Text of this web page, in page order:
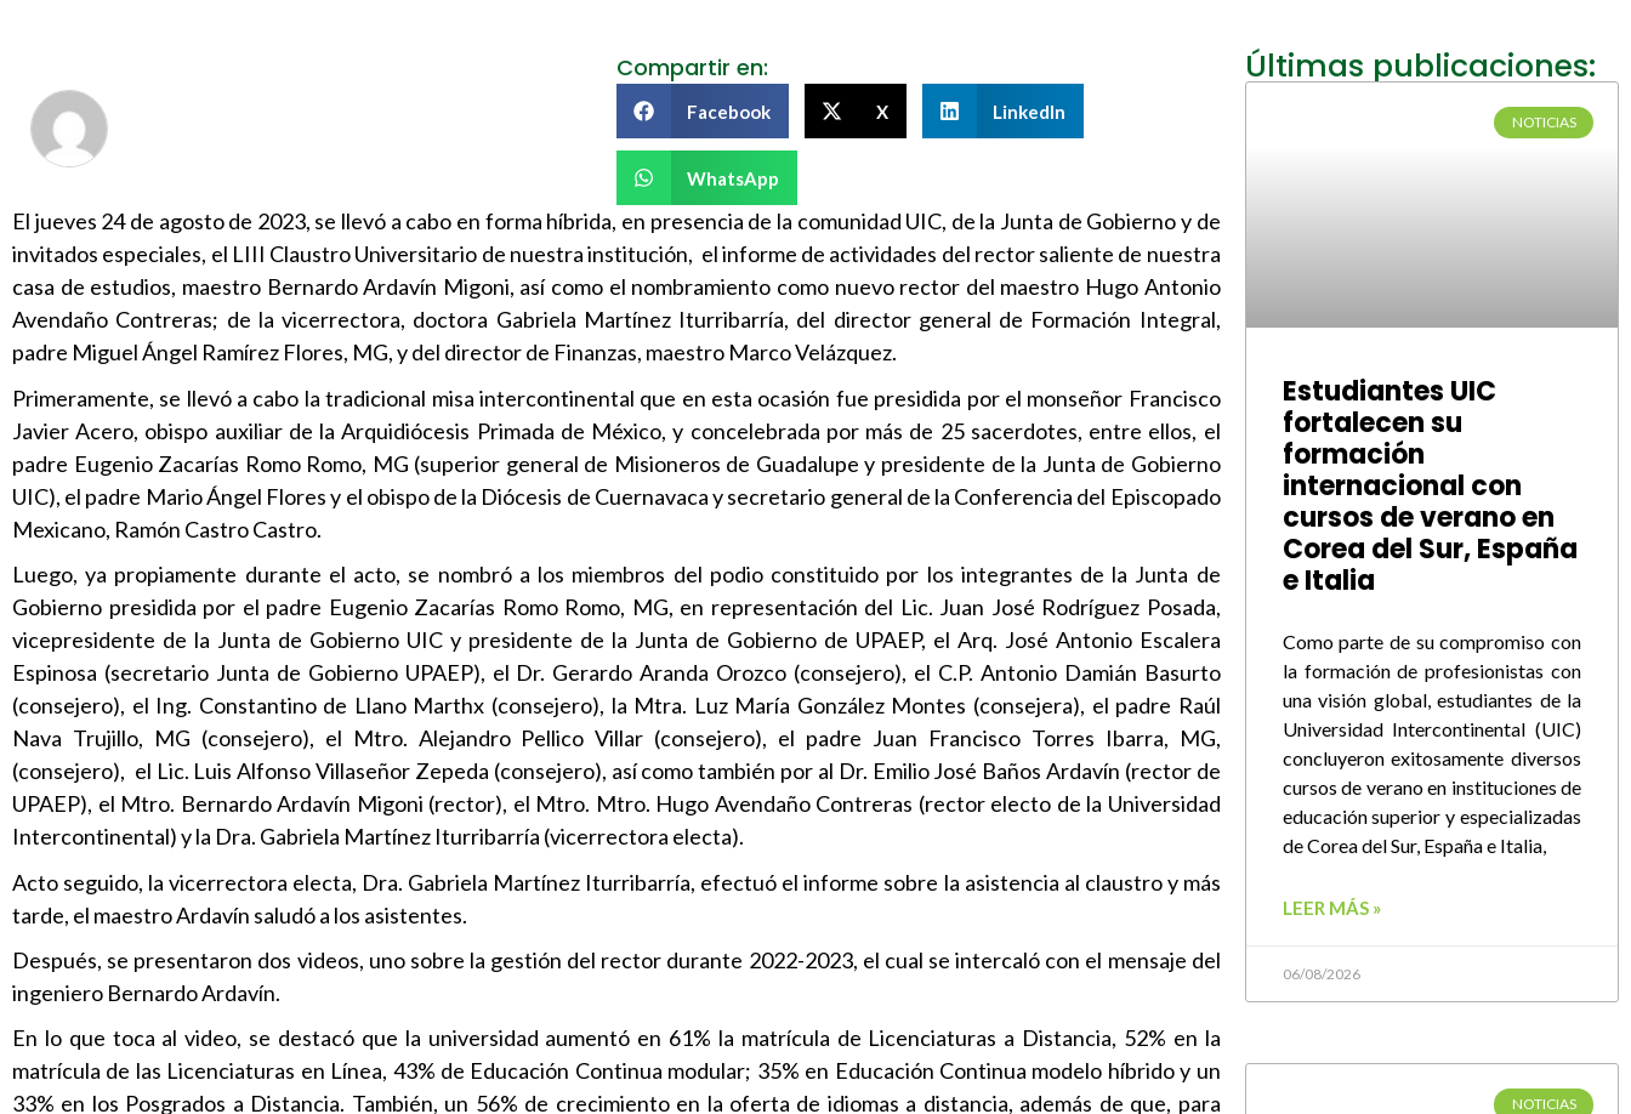
Compartir en:
Facebook X LinkedIn
WhatsApp
El jueves 24 de agosto de 2023, se llevó a cabo en forma híbrida, en presencia de la comunidad UIC, de la Junta de Gobierno y de
invitados especiales, el LIII Claustro Universitario de nuestra institución, el informe de actividades del rector saliente de nuestra
casa de estudios, maestro Bernardo Ardavín Migoni, así como el nombramiento como nuevo rector del maestro Hugo Antonio
Avendaño Contreras; de la vicerrectora, doctora Gabriela Martínez Iturribarría, del director general de Formación Integral,
padre Miguel Ángel Ramírez Flores, MG, y del director de Finanzas, maestro Marco Velázquez.
Primeramente, se llevó a cabo la tradicional misa intercontinental que en esta ocasión fue presidida por el monseñor Francisco
Javier Acero, obispo auxiliar de la Arquidiócesis Primada de México, y concelebrada por más de 25 sacerdotes, entre ellos, el
padre Eugenio Zacarías Romo Romo, MG (superior general de Misioneros de Guadalupe y presidente de la Junta de Gobierno
UIC), el padre Mario Ángel Flores y el obispo de la Diócesis de Cuernavaca y secretario general de la Conferencia del Episcopado
Mexicano, Ramón Castro Castro.
Luego, ya propiamente durante el acto, se nombró a los miembros del podio constituido por los integrantes de la Junta de
Gobierno presidida por el padre Eugenio Zacarías Romo Romo, MG, en representación del Lic. Juan José Rodríguez Posada,
vicepresidente de la Junta de Gobierno UIC y presidente de la Junta de Gobierno de UPAEP, el Arq. José Antonio Escalera
Espinosa (secretario Junta de Gobierno UPAEP), el Dr. Gerardo Aranda Orozco (consejero), el C.P. Antonio Damián Basurto
(consejero), el Ing. Constantino de Llano Marthx (consejero), la Mtra. Luz María González Montes (consejera), el padre Raúl
Nava Trujillo, MG (consejero), el Mtro. Alejandro Pellico Villar (consejero), el padre Juan Francisco Torres Ibarra, MG,
(consejero), el Lic. Luis Alfonso Villaseñor Zepeda (consejero), así como también por al Dr. Emilio José Baños Ardavín (rector de
UPAEP), el Mtro. Bernardo Ardavín Migoni (rector), el Mtro. Mtro. Hugo Avendaño Contreras (rector electo de la Universidad
Intercontinental) y la Dra. Gabriela Martínez Iturribarría (vicerrectora electa).
Acto seguido, la vicerrectora electa, Dra. Gabriela Martínez Iturribarría, efectuó el informe sobre la asistencia al claustro y más
tarde, el maestro Ardavín saludó a los asistentes.
Después, se presentaron dos videos, uno sobre la gestión del rector durante 2022-2023, el cual se intercaló con el mensaje del
ingeniero Bernardo Ardavín.
En lo que toca al video, se destacó que la universidad aumentó en 61% la matrícula de Licenciaturas a Distancia, 52% en la
matrícula de las Licenciaturas en Línea, 43% de Educación Continua modular; 35% en Educación Continua modelo híbrido y un
33% en los Posgrados a Distancia. También, un 56% de crecimiento en la oferta de idiomas a distancia, además de que, para
Últimas publicaciones:
NOTICIAS
Estudiantes UIC
fortalecen su
formación
internacional con
cursos de verano en
Corea del Sur, España
e Italia
Como parte de su compromiso con
la formación de profesionistas con
una visión global, estudiantes de la
Universidad Intercontinental (UIC)
concluyeron exitosamente diversos
cursos de verano en instituciones de
educación superior y especializadas
de Corea del Sur, España e Italia,
LEER MÁS »
06/08/2026
NOTICIAS